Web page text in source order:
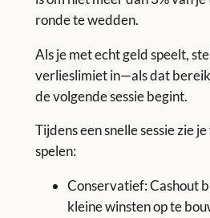
ronde te wedden.
Als je met echt geld speelt,
verlieslimiet in—als dat
de volgende sessie begint.
Tijdens een snelle sessie zie
spelen:
Conservatief: Cashout
kleine winsten op te